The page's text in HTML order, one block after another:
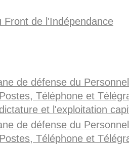
Front de l'Indépendance
de défense du
Téléphone et
et l'exploitation
de défense du
Téléphone et